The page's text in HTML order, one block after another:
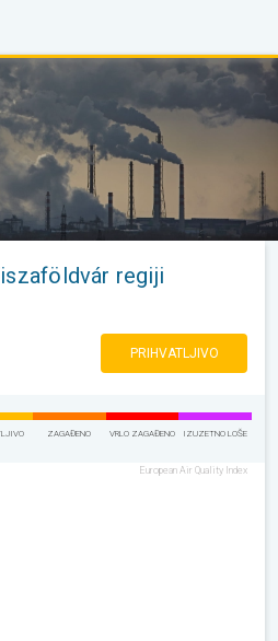
regiji
PRIHVATLJIVO
ZAGAĐENO VRLO ZAGAĐENO IZUZETNO LOŠE
European Air Quality Index